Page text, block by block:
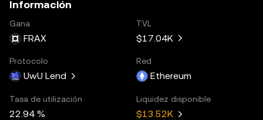
Información
Gana
FRAX
TVL
$17.04K
Protocolo
UwU Lend
Red
Ethereum
Tasa de utilización
22.94 %
Liquidez disponible
$13.52K